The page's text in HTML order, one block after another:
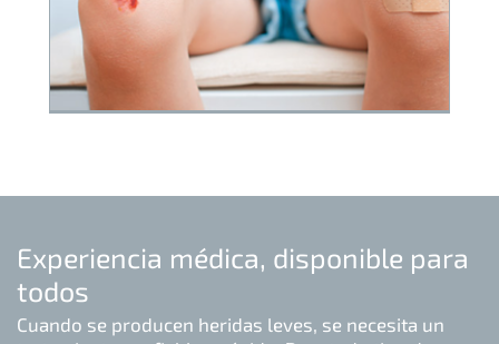
Experiencia médica, disponible para
todos
Cuando se producen heridas leves, se necesita un